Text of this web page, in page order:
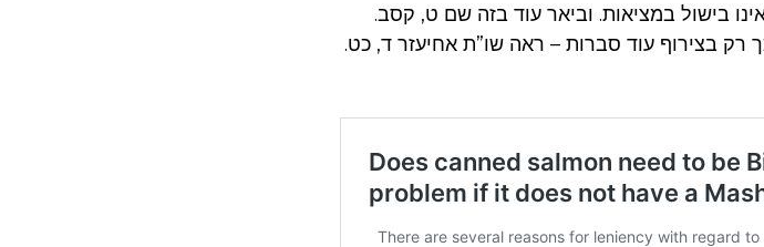
בישול במציאות. וביאר עוד בזה שם ט, קסב.
רק בצירוף עוד סברות – ראה שו”ת אחיעזר ד, כט.